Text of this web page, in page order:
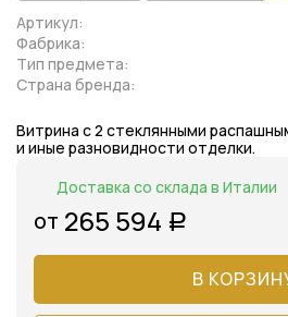
Фабрика:
Артикул:
Тип предмета:
Страна бренда:
Витрина с 2 стеклянными
и иные разновидности отделки.
Доставка со склада в Италии
от 265 594 Р
В